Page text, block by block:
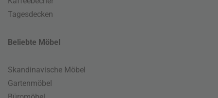
Tagesdecken
Beliebte Möbel
Skandinavische Möbel
Gartenmöbel